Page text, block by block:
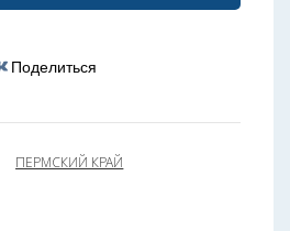
Поделиться
ПЕРМСКИЙ КРАЙ